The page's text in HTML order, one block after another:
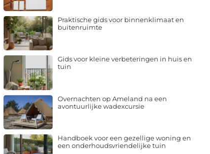
Praktische gids voor binnenklimaat en
buitenruimte
Gids voor kleine verbeteringen in huis en
tuin
Overnachten op Ameland na een
avontuurlijke wadexcursie
Handboek voor een gezellige woning en
een onderhoudsvriendelijke tuin